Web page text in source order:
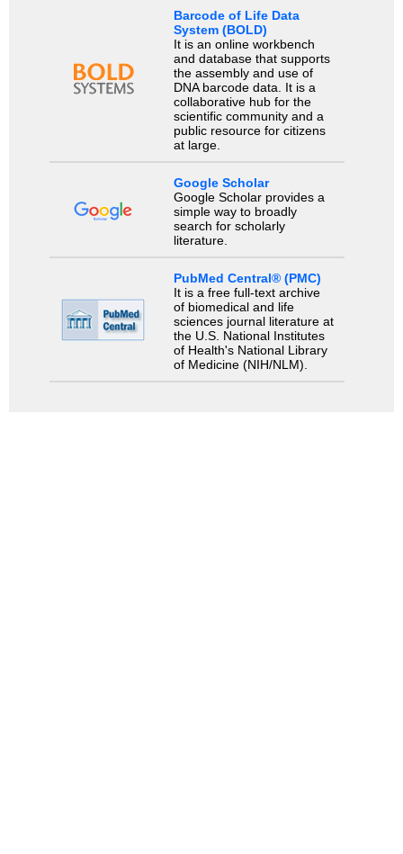
Barcode of Life Data
System (BOLD)
It is an online workbench
and database that supports
the assembly and use of
DNA barcode data. It is a
collaborative hub for the
scientific community and a
public resource for citizens
at large.
Google Scholar
Google Scholar provides a
simple way to broadly
search for scholarly
literature.
PubMed Central® (PMC)
It is a free full-text archive
of biomedical and life
sciences journal literature at
the U.S. National Institutes
of Health's National Library
of Medicine (NIH/NLM).